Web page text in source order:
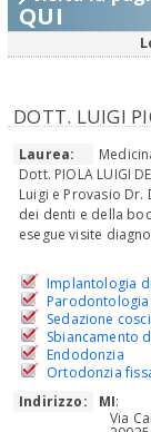
QUI
DOTT. LUIGI
Laurea:
Dott. PIOLA LUIGI
Luigi e Provasio
dei denti e della
esegue visite
Implantologia
Parodontologia
Sedazione
Sbiancamento
Endodonzia
Ortodonzia
Indirizzo:
MI:
Via